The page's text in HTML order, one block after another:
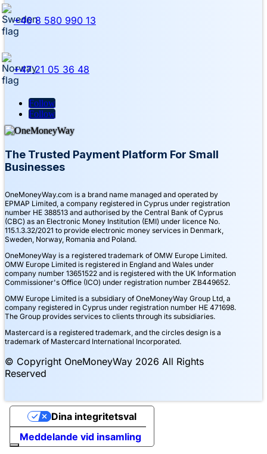
+46 8 580 990 13
+47 21 05 36 48
Follow
Follow
The Trusted Payment Platform For Small
Businesses
OneMoneyWay.com is a brand name managed and operated by
EPMAP Limited, a company registered in Cyprus under registration
number ΗΕ 388513 and authorised by the Central Bank of Cyprus
(CBC) as an Electronic Money Institution (EMI) under licence No.
115.1.3.32/2021 to provide electronic money services in Denmark,
Sweden, Norway, Romania and Poland.
OneMoneyWay is a registered trademark of OMW Europe Limited.
OMW Europe Limited is registered in England and Wales under
company number 13651522 and is registered with the UK Information
Commissioner's Office (ICO) under registration number ZB449652.
OMW Europe Limited is a subsidiary of OneMoneyWay Group Ltd, a
company registered in Cyprus under registration number ΗΕ 471698.
The Group provides services to clients through its subsidiaries.
Mastercard is a registered trademark, and the circles design is a
trademark of Mastercard International Incorporated.
© Copyright OneMoneyWay 2026 All Rights
Reserved
Meddelande vid insamling
Dina integritetsval